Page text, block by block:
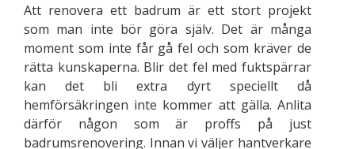
Att renovera ett badrum är ett stort projekt
som man inte bör göra själv. Det är många
moment som inte får gå fel och som kräver de
rätta kunskaperna. Blir det fel med fuktspärrar
kan det bli extra dyrt speciellt då
hemförsäkringen inte kommer att gälla. Anlita
därför någon som är proffs på just
badrumsrenovering. Innan vi väljer hantverkare